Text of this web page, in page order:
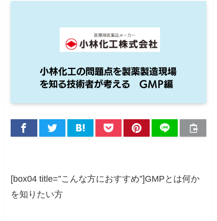
[box04 title=”こんな方におすすめ”]GMPとは何か
を知りたい方